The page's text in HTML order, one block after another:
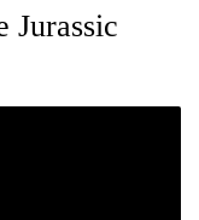
Jurassic